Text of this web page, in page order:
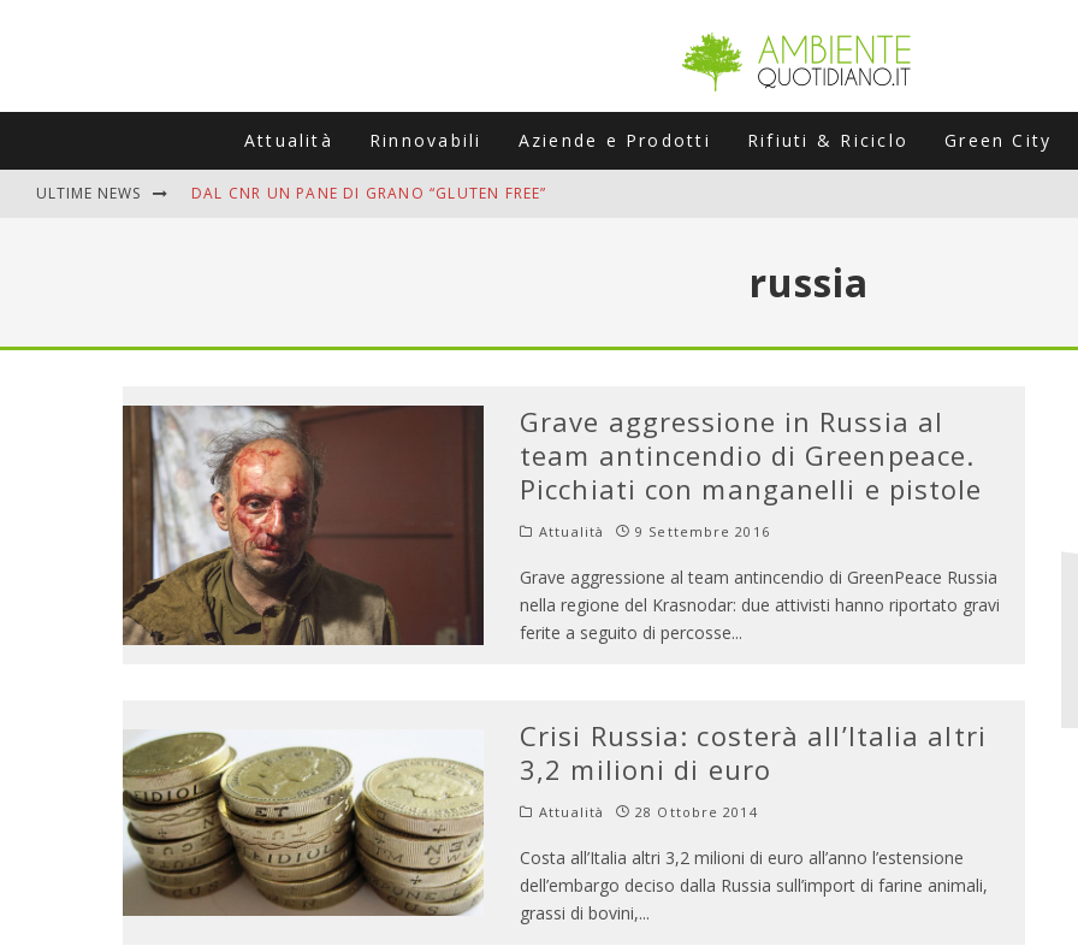
Attualità Rinnovabili Aziende e Prodotti Rifiuti & Riciclo Green City
ULTIME NEWS DAL CNR UN PANE DI GRANO “GLUTEN FREE”
russia
Grave aggressione in Russia al
team antincendio di Greenpeace.
Picchiati con manganelli e pistole
Attualità 9 Settembre 2016
Grave aggressione al team antincendio di GreenPeace Russia
nella regione del Krasnodar: due attivisti hanno riportato gravi
ferite a seguito di percosse...
Crisi Russia: costerà all’Italia altri
3,2 milioni di euro
Attualità 28 Ottobre 2014
Costa all’Italia altri 3,2 milioni di euro all’anno l’estensione
dell’embargo deciso dalla Russia sull’import di farine animali,
grassi di bovini,...